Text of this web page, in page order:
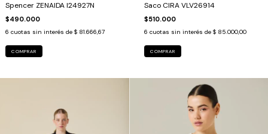
Spencer ZENAIDA I24927N
$490.000
6 cuotas sin interés de $ 81.666,67
COMPRAR
Saco CIRA VLV26914
$510.000
6 cuotas sin interés de $ 85.000,00
COMPRAR